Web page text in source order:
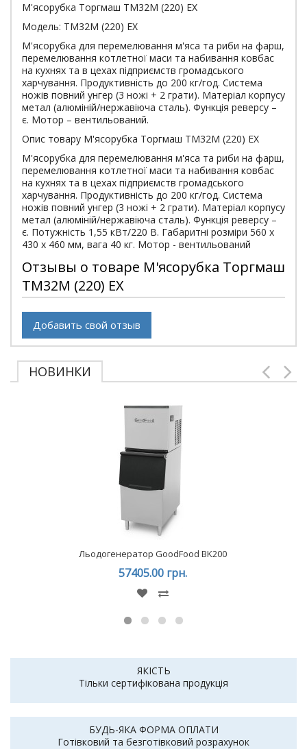
М'ясорубка Торгмаш ТМ32М (220) EX
Модель: ТМ32М (220) EX
М'ясорубка для перемелювання м'яса та риби на фарш,
перемелювання котлетної маси та набивання ковбас
на кухнях та в цехах підприємств громадського
харчування. Продуктивність до 200 кг/год. Система
ножів повний унгер (3 ножі + 2 грати). Матеріал корпусу
метал (алюміній/нержавіюча сталь). Функція реверсу –
є. Мотор – вентильований.
Опис товару М'ясорубка Торгмаш ТМ32М (220) EX
М'ясорубка для перемелювання м'яса та риби на фарш,
перемелювання котлетної маси та набивання ковбас
на кухнях та в цехах підприємств громадського
харчування. Продуктивність до 200 кг/год. Система
ножів повний унгер (3 ножі + 2 грати). Матеріал корпусу
метал (алюміній/нержавіюча сталь). Функція реверсу –
є. Потужність 1,55 кВт/220 В. Габаритні розміри 560 х
430 х 460 мм, вага 40 кг. Мотор - вентильований
Отзывы о товаре М'ясорубка Торгмаш
ТМ32М (220) EX
Добавить свой отзыв
НОВИНКИ
Льодогенератор GoodFood BK200
57405.00 грн.
ЯКІСТЬ
Тільки сертифікована продукція
БУДЬ-ЯКА ФОРМА ОПЛАТИ
Готівковий та безготівковий розрахунок